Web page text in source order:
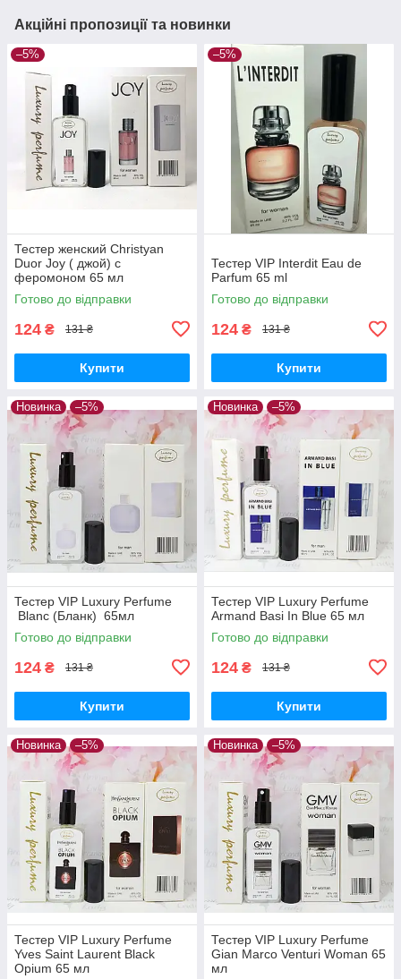
Акційні пропозиції та новинки
–5%
Тестер женский Christyan
Duor Joy ( джой) с
феромоном 65 мл
Готово до відправки
124 ₴ 131 ₴
Купити
–5%
Тестер VIP Interdit Eau de
Parfum 65 ml
Готово до відправки
124 ₴ 131 ₴
Купити
Новинка –5%
Тестер VIP Luxury Perfume
Blanc (Бланк) 65мл
Готово до відправки
124 ₴ 131 ₴
Купити
Новинка –5%
Тестер VIP Luxury Perfume
Armand Basi In Blue 65 мл
Готово до відправки
124 ₴ 131 ₴
Купити
Новинка –5%
Тестер VIP Luxury Perfume
Yves Saint Laurent Black
Opium 65 мл
Новинка –5%
Тестер VIP Luxury Perfume
Gian Marco Venturi Woman 65
мл